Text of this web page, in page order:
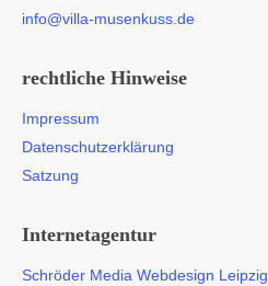
info@villa-musenkuss.de
rechtliche Hinweise
Impressum
Datenschutzerklärung
Satzung
Internetagentur
Schröder Media Webdesign Leipzig